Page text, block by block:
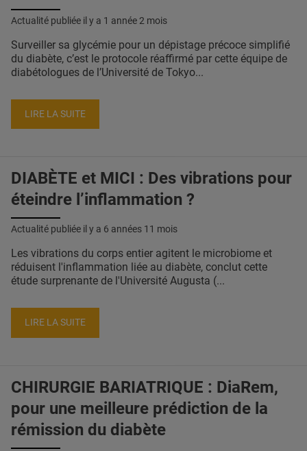
Actualité publiée il y a 1 année 2 mois
Surveiller sa glycémie pour un dépistage précoce simplifié
du diabète, c’est le protocole réaffirmé par cette équipe de
diabétologues de l’Université de Tokyo...
LIRE LA SUITE
DIABÈTE et MICI : Des vibrations pour
éteindre l’inflammation ?
Actualité publiée il y a 6 années 11 mois
Les vibrations du corps entier agitent le microbiome et
réduisent l'inflammation liée au diabète, conclut cette
étude surprenante de l'Université Augusta (...
LIRE LA SUITE
CHIRURGIE BARIATRIQUE : DiaRem,
pour une meilleure prédiction de la
rémission du diabète